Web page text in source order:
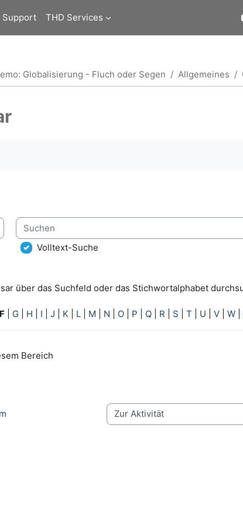
Support THD Services
Globalisierung - Fluch oder Segen Allgemeines
über das Suchfeld oder das Stichwortalphabet
Suchen
Volltext-Suche
über das Suchfeld oder das Stichwortalphabet
F G H I J K L M N O P Q R S T U V W
Bereich
Zur Aktivität